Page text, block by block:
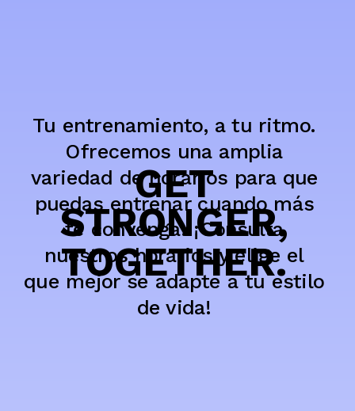
GET
STRONGER,
TOGETHER.
Tu entrenamiento, a tu ritmo.
Ofrecemos una amplia
variedad de horarios para que
puedas entrenar cuando más
te convenga. ¡Consulta
nuestros horarios y elige el
que mejor se adapte a tu estilo
de vida!